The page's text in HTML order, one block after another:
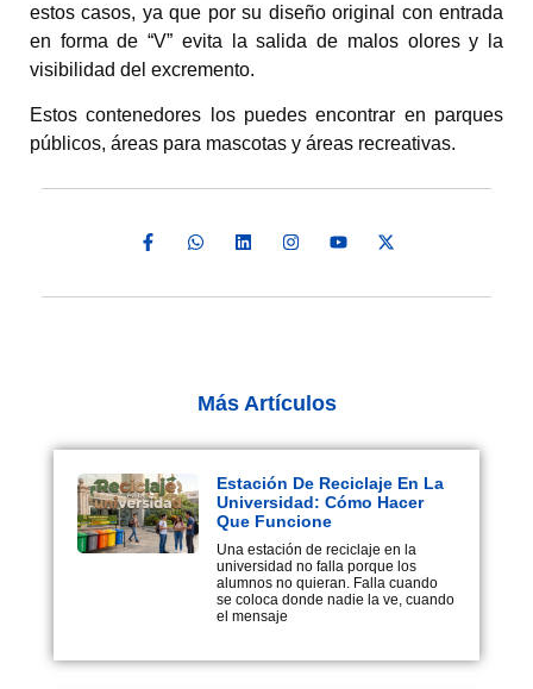
estos casos, ya que por su diseño original con entrada
en forma de “V” evita la salida de malos olores y la
visibilidad del excremento.
Estos contenedores los puedes encontrar en parques
públicos, áreas para mascotas y áreas recreativas.
Más Artículos
Estación De Reciclaje En La
Universidad: Cómo Hacer
Que Funcione
Una estación de reciclaje en la
universidad no falla porque los
alumnos no quieran. Falla cuando
se coloca donde nadie la ve, cuando
el mensaje